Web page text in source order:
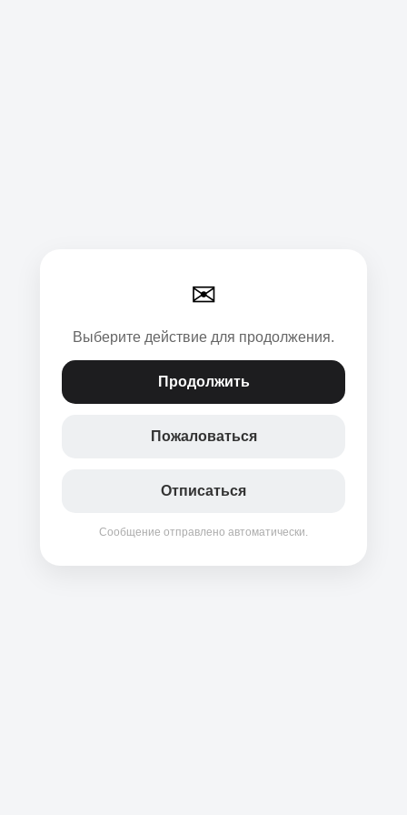
✉
Выберите действие для продолжения.
Продолжить
Пожаловаться
Отписаться
Сообщение отправлено автоматически.